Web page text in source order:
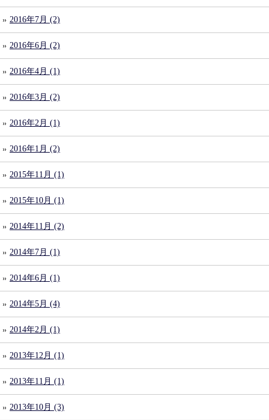
2016年7月 (2)
2016年6月 (2)
2016年4月 (1)
2016年3月 (2)
2016年2月 (1)
2016年1月 (2)
2015年11月 (1)
2015年10月 (1)
2014年11月 (2)
2014年7月 (1)
2014年6月 (1)
2014年5月 (4)
2014年2月 (1)
2013年12月 (1)
2013年11月 (1)
2013年10月 (3)